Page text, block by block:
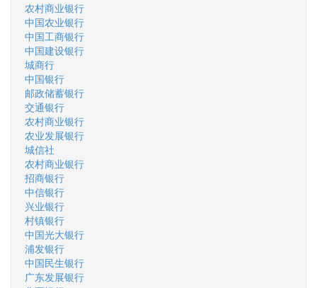
农村商业银行
中国农业银行
中国工商银行
中国建设银行
城商行
中国银行
邮政储蓄银行
交通银行
农村商业银行
农业发展银行
城信社
农村商业银行
招商银行
中信银行
兴业银行
村镇银行
中国光大银行
浦发银行
中国民生银行
广东发展银行